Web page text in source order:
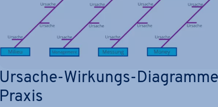
Ursache-Wirkungs-
Praxis